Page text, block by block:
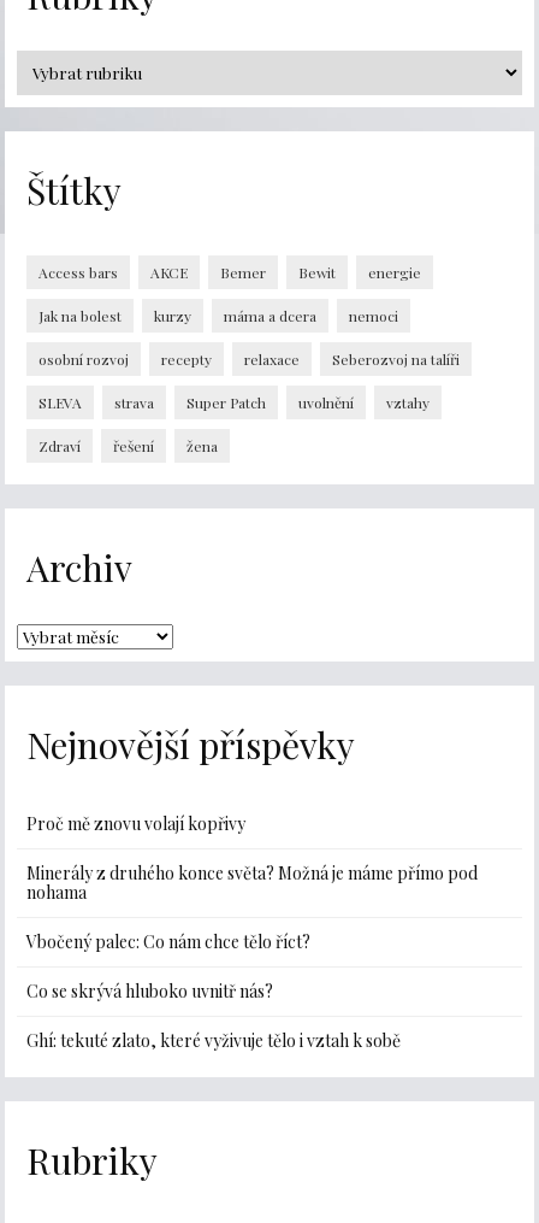
Štítky
Access bars AKCE Bemer Bewit energie
Jak na bolest kurzy máma a dcera nemoci
osobní rozvoj recepty relaxace Seberozvoj na talíři
SLEVA strava Super Patch uvolnění vztahy
Zdraví řešení žena
Archiv
Nejnovější příspěvky
Proč mě znovu volají kopřivy
Minerály z druhého konce světa? Možná je máme přímo pod
nohama
Vbočený palec: Co nám chce tělo říct?
Co se skrývá hluboko uvnitř nás?
Ghí: tekuté zlato, které vyživuje tělo i vztah k sobě
Rubriky